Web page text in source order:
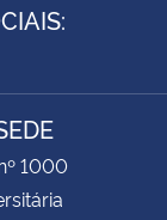
1000